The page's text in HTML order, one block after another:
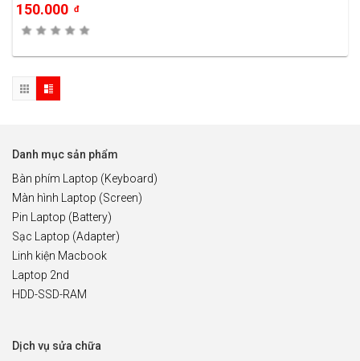
150.000 đ
Danh mục sản phẩm
Bàn phím Laptop (Keyboard)
Màn hình Laptop (Screen)
Pin Laptop (Battery)
Sạc Laptop (Adapter)
Linh kiện Macbook
Laptop 2nd
HDD-SSD-RAM
Dịch vụ sửa chữa